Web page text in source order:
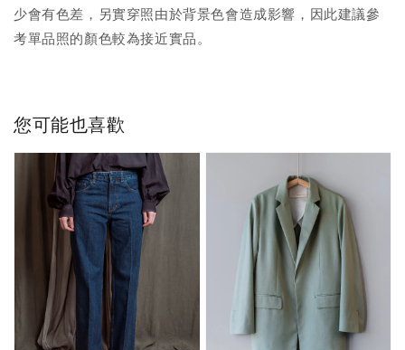
少會有色差，另實穿照由於背景色會造成影響，因此建議參
考單品照的顏色較為接近實品。
您可能也喜歡